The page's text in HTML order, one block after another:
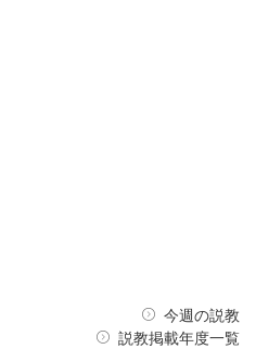
今週の説教
説教掲載年度一覧